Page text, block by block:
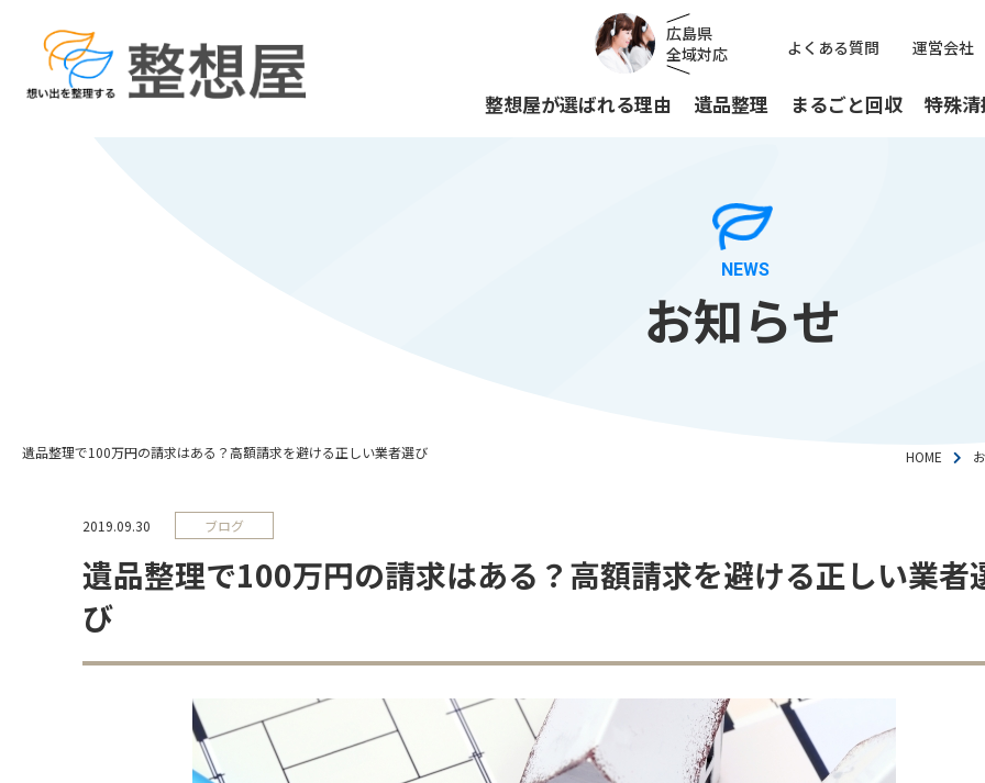
広島県
全域対応
よくある質問 運営会社
整想屋が選ばれる理由 遺品整理 まるごと回収 特殊
遺品整理で100万円の請求はある？高額請求を避ける正しい業者選び
NEWS
お知らせ
HOME
2019.09.30 ブログ
遺品整理で100万円の請求はある？高額請求を避ける正しい業者
び